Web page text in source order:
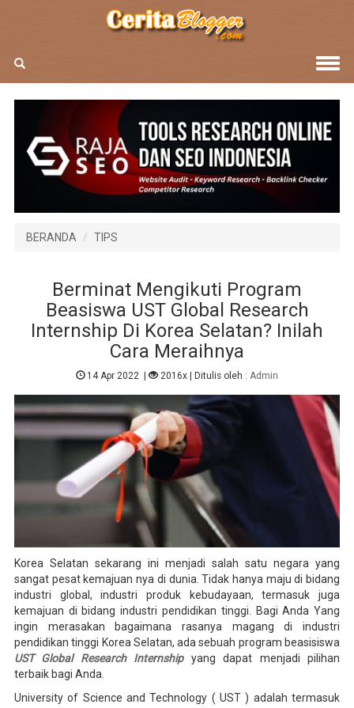
BERANDA TIPS
Berminat Mengikuti Program
Beasiswa UST Global Research
Internship Di Korea Selatan? Inilah
Cara Meraihnya
14 Apr 2022 | 2016x | Ditulis oleh :Admin
Korea Selatan sekarang ini menjadi salah satu negara yang
sangat pesat kemajuan nya di dunia. Tidak hanya maju di bidang
industri global, industri produk kebudayaan, termasuk juga
kemajuan di bidang industri pendidikan tinggi. Bagi Anda Yang
ingin merasakan bagaimana rasanya magang di industri
pendidikan tinggi Korea Selatan, ada sebuah program beasisiswa
UST Global Research Internshipyang dapat menjadi pilihan
terbaik bagi Anda.
University of Science and Technology ( UST ) adalah termasuk